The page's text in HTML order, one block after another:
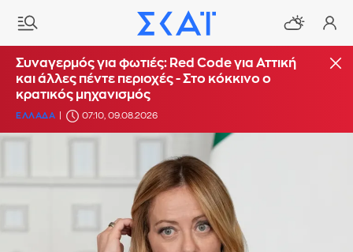
Συναγερμός για φωτιές: Red Code για Αττική
και άλλες πέντε περιοχές - Στο κόκκινο ο
κρατικός μηχανισμός
ΕΛΛΑΔΑ 07:10, 09.08.2026